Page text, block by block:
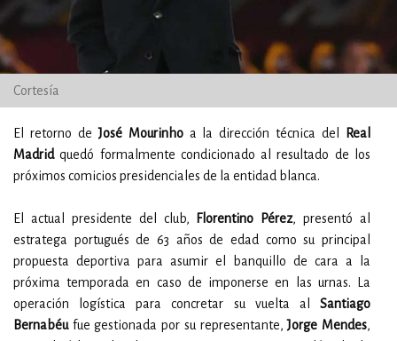
Cortesía
El retorno deJosé Mourinhoa la dirección técnica del
Real
Madridquedó formalmente condicionado al resultado de los
próximos comicios presidenciales de la entidad blanca.
El actual presidente del club, Florentino Pérez, presentó al
estratega portugués de 63 años de edad como su principal
propuesta deportiva para asumir el banquillo de cara a la
próxima temporada en caso de imponerse en las urnas. La
operación logística para concretar su vuelta al Santiago
Bernabéufue gestionada por su representante,Jorge Mendes,